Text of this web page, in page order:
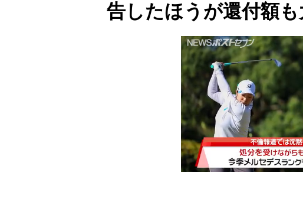
告したほうが還付額も